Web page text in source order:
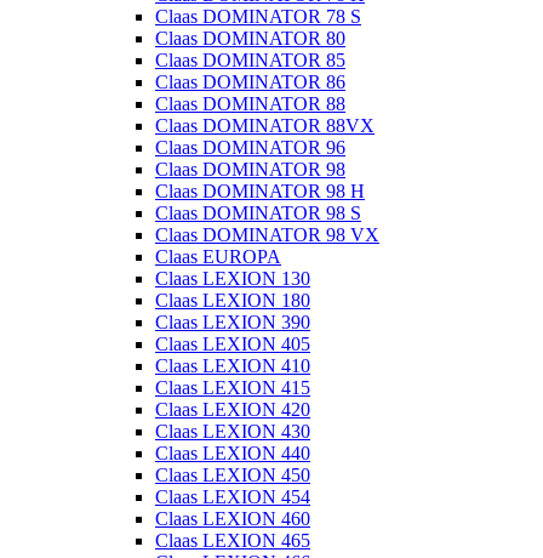
Claas DOMINATOR 78 S
Claas DOMINATOR 80
Claas DOMINATOR 85
Claas DOMINATOR 86
Claas DOMINATOR 88
Claas DOMINATOR 88VX
Claas DOMINATOR 96
Claas DOMINATOR 98
Claas DOMINATOR 98 H
Claas DOMINATOR 98 S
Claas DOMINATOR 98 VX
Claas EUROPA
Claas LEXION 130
Claas LEXION 180
Claas LEXION 390
Claas LEXION 405
Claas LEXION 410
Claas LEXION 415
Claas LEXION 420
Claas LEXION 430
Claas LEXION 440
Claas LEXION 450
Claas LEXION 454
Claas LEXION 460
Claas LEXION 465